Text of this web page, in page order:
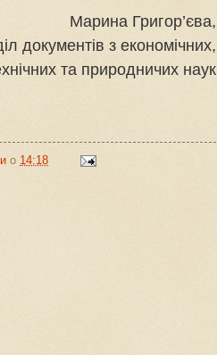
Марина Григор’єва,
документів з економічних,
та природничих наук
о 14:18